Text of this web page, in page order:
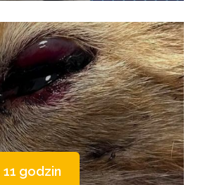
11 godzin